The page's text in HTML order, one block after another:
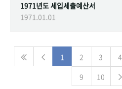
1971년도 세입세출예산서
1971.01.01
1 2 3 4
9
10